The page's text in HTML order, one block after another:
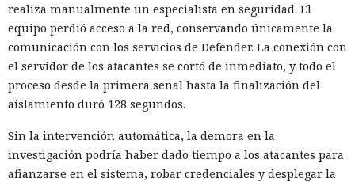
sus estaciones de trabajo y a la correspondencia en Slack y
Discord. En total, Stikas analizó alrededor de 5 terabytes de
datos.
El principal método de infiltración seguía siendo el
esquema de ofertas de trabajo falsas: atraían a los
de prueba, descargar un programa que instalaba
sigilosamente código malicioso en el equipo. Esta táctica,
conocida como "Entrevista contagiosa", es empleada por los
realiza manualmente un especialista en seguridad. El
equipo perdió acceso a la red, conservando únicamente la
comunicación con los servicios de Defender. La conexión con
el servidor de los atacantes se cortó de inmediato, y todo el
proceso desde la primera señal hasta la finalización del
aislamiento duró 128 segundos.
Sin la intervención automática, la demora en la
investigación podría haber dado tiempo a los atacantes para
afianzarse en el sistema, robar credenciales y desplegar la